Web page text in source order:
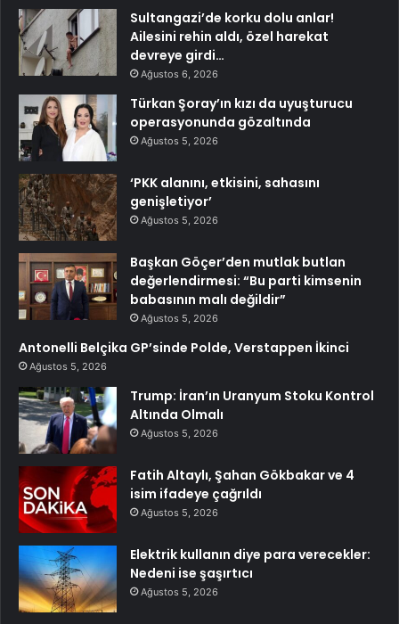
Sultangazi’de korku dolu anlar!
Ailesini rehin aldı, özel harekat
devreye girdi…
Ağustos 6, 2026
Türkan Şoray’ın kızı da uyuşturucu
operasyonunda gözaltında
Ağustos 5, 2026
‘PKK alanını, etkisini, sahasını
genişletiyor’
Ağustos 5, 2026
Başkan Göçer’den mutlak butlan
değerlendirmesi: “Bu parti kimsenin
babasının malı değildir”
Ağustos 5, 2026
Antonelli Belçika GP’sinde Polde, Verstappen İkinci
Ağustos 5, 2026
Trump: İran’ın Uranyum Stoku Kontrol
Altında Olmalı
Ağustos 5, 2026
Fatih Altaylı, Şahan Gökbakar ve 4
isim ifadeye çağrıldı
Ağustos 5, 2026
Elektrik kullanın diye para verecekler:
Nedeni ise şaşırtıcı
Ağustos 5, 2026